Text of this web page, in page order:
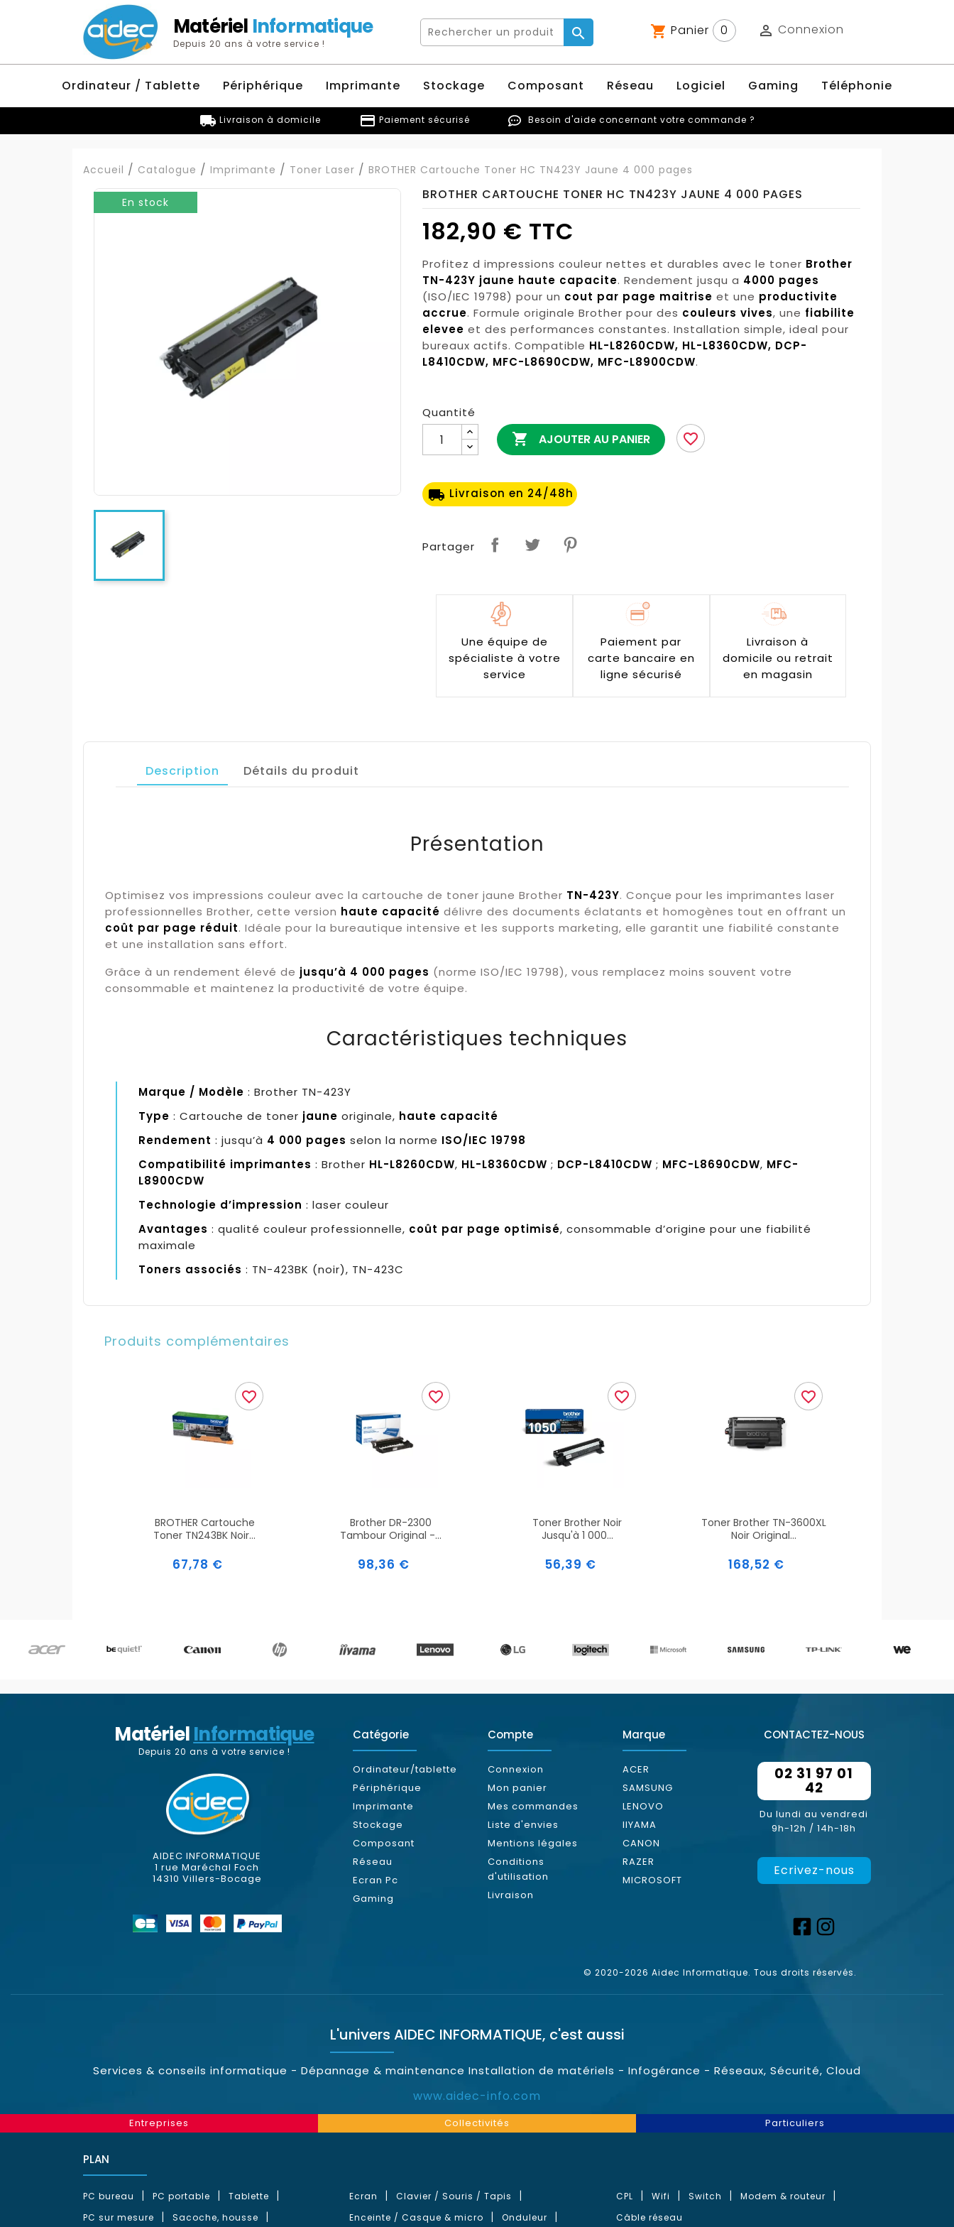
Matériel Informatique
Depuis 20 ans à votre service !
 shopping_cart Panier 0  Connexion
Ordinateur / Tablette Périphérique Imprimante Stockage Composant Réseau Logiciel Gaming Téléphonie
local_shipping Livraison à domicile credit_card Paiement sécurisé Besoin d'aide concernant votre commande ?
Accueil Catalogue Imprimante Toner Laser BROTHER Cartouche Toner HC TN423Y Jaune 4 000 pages
En stock BROTHER CARTOUCHE TONER HC TN423Y JAUNE 4 000 PAGES
182,90 € TTC
Profitez d impressions couleur nettes et durables avec le toner Brother
TN-423Y jaune haute capacite. Rendement jusqu a 4000 pages
(ISO/IEC 19798) pour un cout par page maitrise et une productivite
accrue. Formule originale Brother pour des couleurs vives, une fiabilite
elevee et des performances constantes. Installation simple, ideal pour
bureaux actifs. Compatible HL-L8260CDW, HL-L8360CDW, DCP-
L8410CDW, MFC-L8690CDW, MFC-L8900CDW.
Quantité
 AJOUTER AU PANIER favorite_border
local_shipping Livraison en 24/48h
Partager
Une équipe de
spécialiste à votre
service
Paiement par
carte bancaire en
ligne sécurisé
Livraison à
domicile ou retrait
en magasin
Description Détails du produit
Présentation
Optimisez vos impressions couleur avec la cartouche de toner jaune Brother TN-423Y. Conçue pour les imprimantes laser
professionnelles Brother, cette version haute capacité délivre des documents éclatants et homogènes tout en offrant un
coût par page réduit. Idéale pour la bureautique intensive et les supports marketing, elle garantit une fiabilité constante
et une installation sans effort.
Grâce à un rendement élevé de jusqu’à 4 000 pages (norme ISO/IEC 19798), vous remplacez moins souvent votre
consommable et maintenez la productivité de votre équipe.
Caractéristiques techniques
Marque / Modèle : Brother TN-423Y
Type : Cartouche de toner jaune originale, haute capacité
Rendement : jusqu’à 4 000 pages selon la norme ISO/IEC 19798
Compatibilité imprimantes : Brother HL-L8260CDW, HL-L8360CDW ; DCP-L8410CDW ; MFC-L8690CDW, MFC-
L8900CDW
Technologie d’impression : laser couleur
Avantages : qualité couleur professionnelle, coût par page optimisé, consommable d’origine pour une fiabilité
maximale
Toners associés : TN-423BK (noir), TN-423C
Produits complémentaires
BROTHER Cartouche
Toner TN243BK Noir...
Prix
67,78 €
favorite_border
Brother DR-2300
Tambour Original -...
Prix
98,36 €
favorite_border
Toner Brother Noir
Jusqu'à 1 000...
Prix
56,39 €
favorite_border
Toner Brother TN-3600XL
Noir Original...
Prix
168,52 €
favorite_border
MatérielInformatique
Depuis 20 ans à votre service !
AIDEC INFORMATIQUE
1 rue Maréchal Foch
14310 Villers-Bocage
Catégorie
Ordinateur/tablette
Périphérique
Imprimante
Stockage
Composant
Réseau
Ecran Pc
Gaming
Compte
Connexion
Mon panier
Mes commandes
Liste d'envies
Mentions légales
Conditions
d'utilisation
Livraison
Marque
ACER
SAMSUNG
LENOVO
IIYAMA
CANON
RAZER
MICROSOFT
CONTACTEZ-NOUS
02 31 97 01
42
Du lundi au vendredi
9h-12h / 14h-18h
Ecrivez-nous
© 2020-2026 Aidec Informatique. Tous droits réservés.
L'univers AIDEC INFORMATIQUE, c'est aussi
Services & conseils informatique - Dépannage & maintenance Installation de matériels - Infogérance - Réseaux, Sécurité, Cloud
www.aidec-info.com
Entreprises Collectivités Particuliers
PLAN
PC bureau PC portable
Tablette
PC sur mesure
Sacoche, housse
Ecran
Clavier / Souris / Tapis
Enceinte / Casque & micro
Onduleur
CPL Wifi Switch
Modem & routeur
Câble réseau